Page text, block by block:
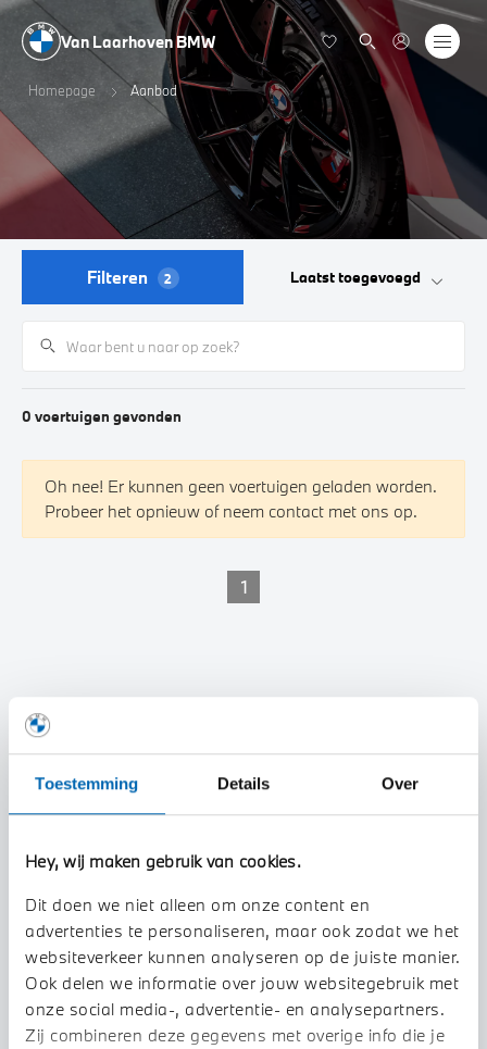
Toestemming Details Over
Hey, wij maken gebruik van cookies.
Dit doen we niet alleen om onze content en
advertenties te personaliseren, maar ook zodat we het
websiteverkeer kunnen analyseren op de juiste manier.
Ook delen we informatie over jouw websitegebruik met
onze social media-, advertentie- en analysepartners.
Zij combineren deze gegevens met overige info die je
Van Laarhoven BMW
Homepage Aanbod
Filteren 2 Laatst toegevoegd
0 voertuigen gevonden
Oh nee! Er kunnen geen voertuigen geladen worden.
Probeer het opnieuw of neem contact met ons op.
1